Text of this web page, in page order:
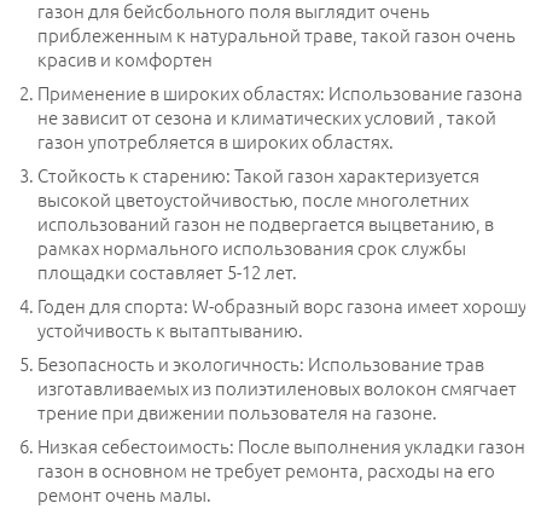
газон для бейсбольного поля выглядит очень
приблеженным к натуральной траве, такой газон очень
красив и комфортен
Применение в широких областях: Использование газона
не зависит от сезона и климатических условий , такой
газон употребляется в широких областях.
Стойкость к старению: Такой газон характеризуется
высокой цветоустойчивостью, после многолетних
использований газон не подвергается выцветанию, в
рамках нормального использования срок службы
площадки составляет 5-12 лет.
Годен для спорта: W-образный ворс газона имеет хорошую
устойчивость к вытаптыванию.
Безопасность и экологичность: Использование трав
изготавливаемых из полиэтиленовых волокон смягчает
трение при движении пользователя на газоне.
Низкая себестоимость: После выполнения укладки газона,
газон в основном не требует ремонта, расходы на его
ремонт очень малы.